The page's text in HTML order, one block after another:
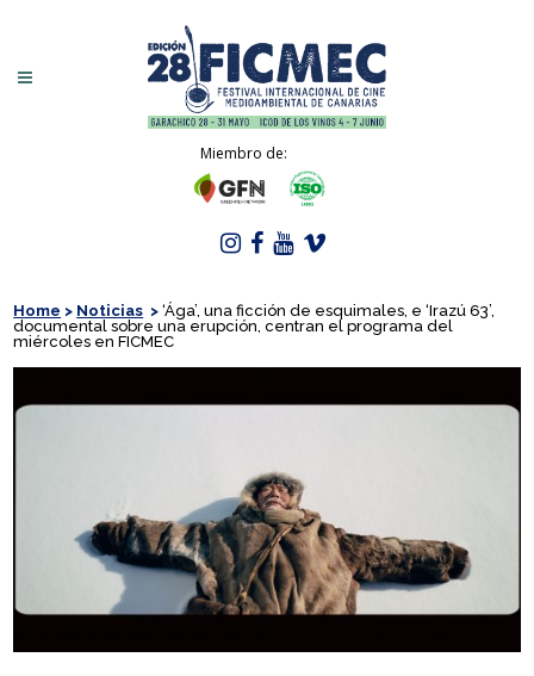
Miembro de:
Home > Noticias >‘Ága’, una ficción de esquimales, e ‘Irazú 63’,
documental sobre una erupción, centran el programa del
miércoles en FICMEC